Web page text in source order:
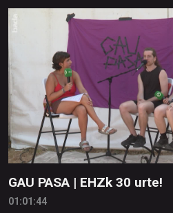
GAU PASA | EHZk 30 urte!
01:01:44